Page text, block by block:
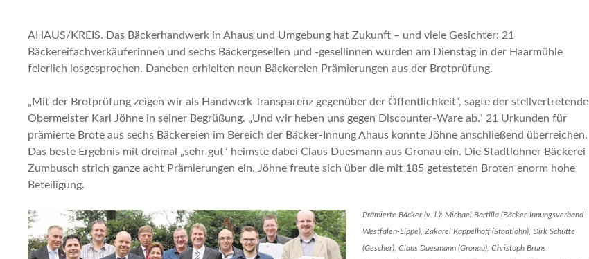
AHAUS/KREIS. Das Bäckerhandwerk in Ahaus und Umgebung hat Zukunft – und viele Gesichter: 21
Bäckereifachverkäuferinnen und sechs Bäckergesellen und -gesellinnen wurden am Dienstag in der Haarmühle
feierlich losgesprochen. Daneben erhielten neun Bäckereien Prämierungen aus der Brotprüfung.
„Mit der Brotprüfung zeigen wir als Handwerk Transparenz gegenüber der Öffentlichkeit“, sagte der stellvertretende
Obermeister Karl Jöhne in seiner Begrüßung. „Und wir heben uns gegen Discounter-Ware ab.“ 21 Urkunden für
prämierte Brote aus sechs Bäckereien im Bereich der Bäcker-Innung Ahaus konnte Jöhne anschließend überreichen.
Das beste Ergebnis mit dreimal „sehr gut“ heimste dabei Claus Duesmann aus Gronau ein. Die Stadtlohner Bäckerei
Zumbusch strich ganze acht Prämierungen ein. Jöhne freute sich über die mit 185 getesteten Broten enorm hohe
Beteiligung.
Prämierte Bäcker (v. l.): Michael Bartilla (Bäcker-Innungsverband
Westfalen-Lippe), Zakarel Kappelhoff (Stadtlohn), Dirk Schütte
(Gescher), Claus Duesmann (Gronau), Christoph Bruns